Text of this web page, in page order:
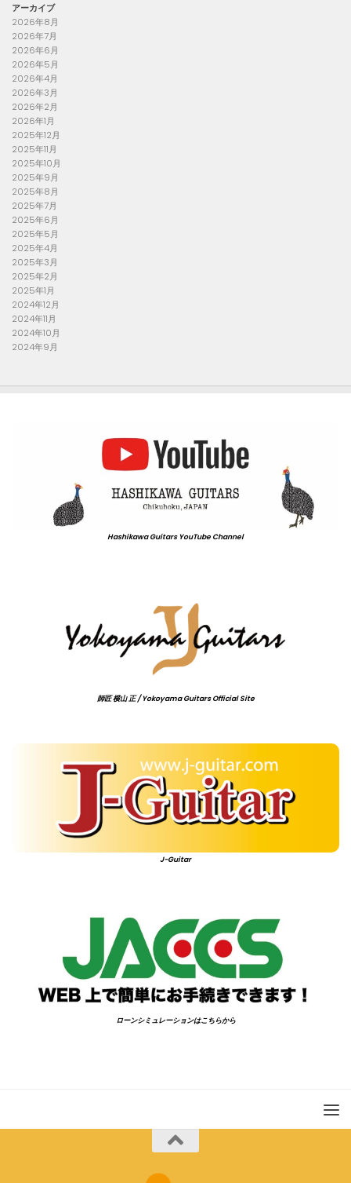
アーカイブ
2026年8月
2026年7月
2026年6月
2026年5月
2026年4月
2026年3月
2026年2月
2026年1月
2025年12月
2025年11月
2025年10月
2025年9月
2025年8月
2025年7月
2025年6月
2025年5月
2025年4月
2025年3月
2025年2月
2025年1月
2024年12月
2024年11月
2024年10月
2024年9月
Hashikawa Guitars YouTube Channel
師匠 横山 正 / Yokoyama Guitars Official Site
J-Guitar
ローンシミュレーションはこちらから